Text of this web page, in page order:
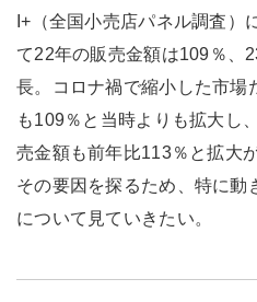
I+（全国小売店パネル調査）
て22年の販売金額は109％、
長。コロナ禍で縮小した市場
も109％と当時よりも拡大し
売金額も前年比113％と拡大
その要因を探るため、特に動
について見ていきたい。